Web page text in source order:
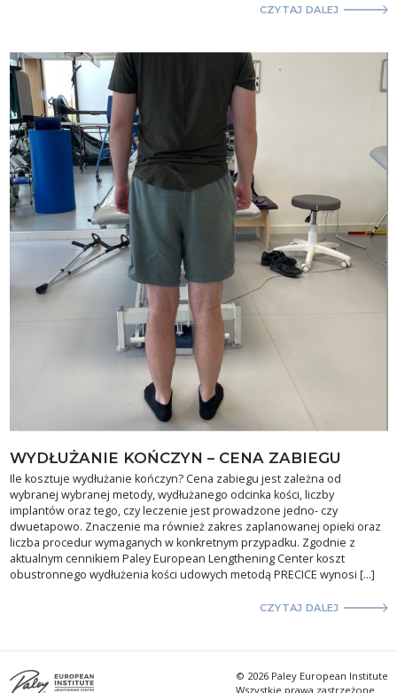
CZYTAJ DALEJ
WYDŁUŻANIE KOŃCZYN – CENA ZABIEGU
Ile kosztuje wydłużanie kończyn? Cena zabiegu jest zależna od
wybranej wybranej metody, wydłużanego odcinka kości, liczby
implantów oraz tego, czy leczenie jest prowadzone jedno- czy
dwuetapowo. Znaczenie ma również zakres zaplanowanej opieki oraz
liczba procedur wymaganych w konkretnym przypadku. Zgodnie z
aktualnym cennikiem Paley European Lengthening Center koszt
obustronnego wydłużenia kości udowych metodą PRECICE wynosi […]
CZYTAJ DALEJ
© 2026 Paley European Institute
Wszystkie prawa zastrzeżone.